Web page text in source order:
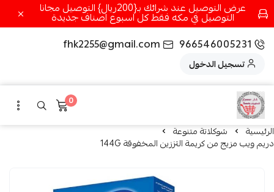
عرض التوصيل عند شرائك بـ{200ريال} التوصيل مجانا
التوصيل في مكه فقط كل اسبوع اصناف جديدة
966546005231
fhk2255@gmail.com
تسجيل الدخول
0
الرئيسية شوكلاتة متنوعة
دريم ويب مزيج من كريمة التززين المخفوقة 144G